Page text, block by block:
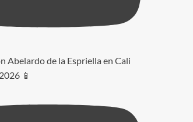
Abelardo de la Espriella en Cali
📱